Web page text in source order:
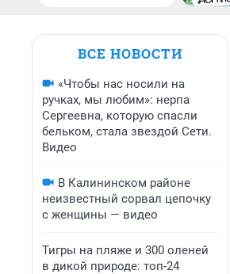
ВСЕ НОВОСТИ
«Чтобы нас носили на
ручках, мы любим»: нерпа
Сергеевна, которую спасли
бельком, стала звездой Сети.
Видео
В Калининском районе
неизвестный сорвал цепочку
с женщины — видео
Тигры на пляже и 300 оленей
в дикой природе: топ-24